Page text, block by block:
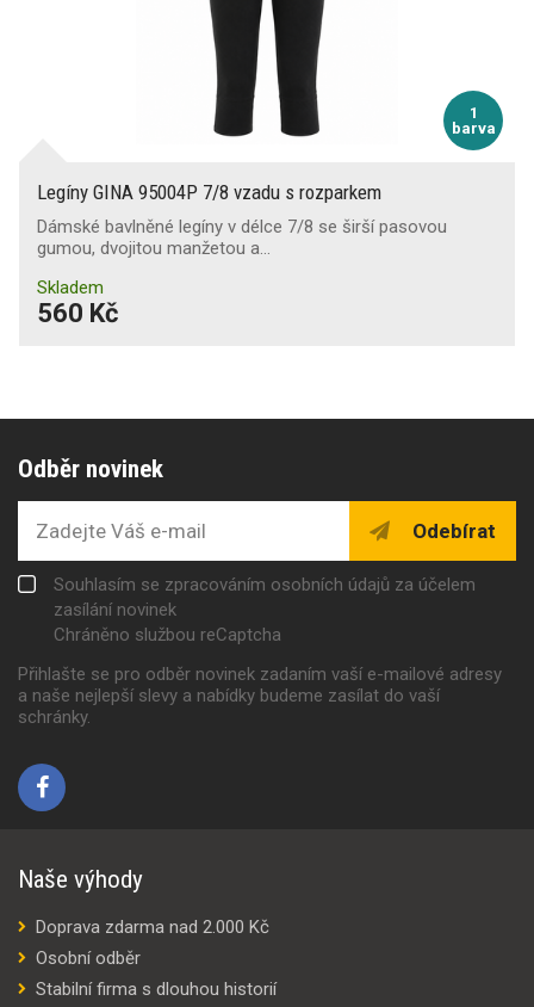
1
barva
Legíny GINA 95004P 7/8 vzadu s rozparkem
Dámské bavlněné legíny v délce 7/8 se širší pasovou
gumou, dvojitou manžetou a…
Skladem
560 Kč
Odběr novinek
Odebírat
Souhlasím se zpracováním osobních údajů za účelem
zasílání novinek
Chráněno službou reCaptcha
Přihlašte se pro odběr novinek zadaním vaší e-mailové adresy
a naše nejlepší slevy a nabídky budeme zasílat do vaší
schránky.
Naše výhody
Doprava zdarma nad 2.000 Kč
Osobní odběr
Stabilní firma s dlouhou historií